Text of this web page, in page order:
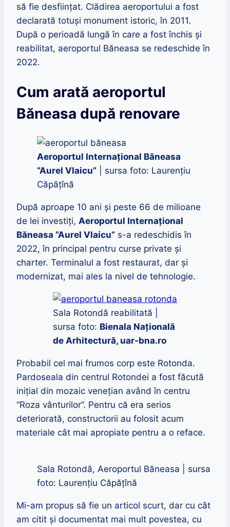
să fie desființat. Clădirea aeroportului a fost
declarată totuși monument istoric, în 2011.
După o perioadă lungă în care a fost închis și
reabilitat, aeroportul Băneasa se redeschide în
2022.
Cum arată aeroportul
Băneasa după renovare
Aeroportul Internațional Băneasa
“Aurel Vlaicu” | sursa foto: Laurențiu
Căpățînă
După aproape 10 ani și peste 66 de milioane
de lei investiți, Aeroportul Internațional
Băneasa “Aurel Vlaicu” s-a redeschidis în
2022, în principal pentru curse private și
charter. Terminalul a fost restaurat, dar și
modernizat, mai ales la nivel de tehnologie.
Sala Rotondă reabilitată |
sursa foto: Bienala Națională
de Arhitectură, uar-bna.ro
Probabil cel mai frumos corp este Rotonda.
Pardoseala din centrul Rotondei a fost făcută
inițial din mozaic veneţian având în centru
“Roza vânturilor”. Pentru că era serios
deteriorată, constructorii au folosit acum
materiale cât mai apropiate pentru a o reface.
Sala Rotondă, Aeroportul Băneasa | sursa
foto: Laurențiu Căpățînă
Mi-am propus să fie un articol scurt, dar cu cât
am citit și documentat mai mult povestea, cu